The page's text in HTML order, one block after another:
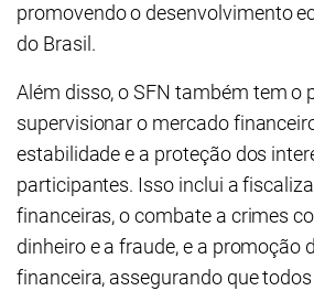
promovendo o desenvolvimento
do Brasil.
Além disso, o SFN também tem o
supervisionar o mercado
estabilidade e a proteção dos
participantes. Isso inclui a
financeiras, o combate a crimes
dinheiro e a fraude, e a promoção
financeira, assegurando que